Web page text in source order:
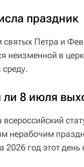
праздник
святых Петра и
неизменной в
ли 8 июля
нерабочим
2026 год этот